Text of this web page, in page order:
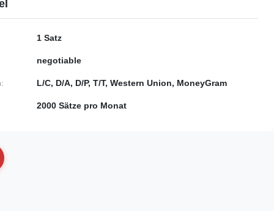
1 Satz
negotiable
L/C, D/A, D/P, T/T, Western Union, MoneyGram
2000 Sätze pro Monat